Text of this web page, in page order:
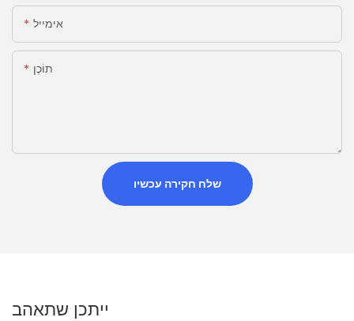
אימייל
תוֹכֶן
שלח חקירה עכשיו
ייתכן שתאהב